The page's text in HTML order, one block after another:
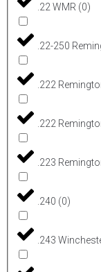
.22 WMR (0)
.22-250
.222
.222
.223
.240 (0)
.243